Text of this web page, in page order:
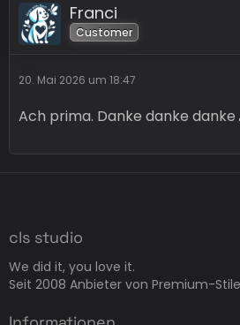
Franci
Customer
20. Mai 2026 um 18:47
Ach prima. Danke danke danke
cls studio
We did it, you love it.
Seit 2008 Anbieter von Premium-